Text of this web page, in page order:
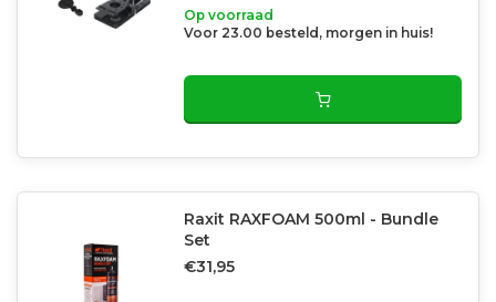
Op voorraad
Voor 23.00 besteld, morgen in huis!
Raxit RAXFOAM 500ml - Bundle
Set
€31,95